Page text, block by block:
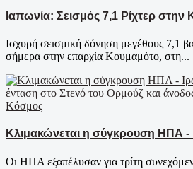
Ιαπωνία: Σεισμός 7,1 Ρίχτερ
Ισχυρή σεισμική δόνηση μεγέθους 7,1
σήμερα στην επαρχία Κουμαμότο, στη...
Κόσμος
Κλιμακώνεται η σύγκρουση ΗΠΑ -
Οι ΗΠΑ εξαπέλυσαν για τρίτη